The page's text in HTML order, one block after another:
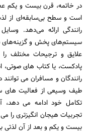
در خاتمه، قرن بیست و یکم
است و سطح بی‌سابقه‌ای از
رانندگی ارائه می‌دهد.
سیستم‌های پخش و گزینه‌های
علایق و ترجیحات مختلف
پادکست، یا کتاب های صوتی،
رانندگان و مسافران می
طیف وسیعی از فعالیت های
تکامل خود ادامه می دهد،
تجربیات هیجان انگیزتری را
بیست و یکم و بعد از آن لذتی